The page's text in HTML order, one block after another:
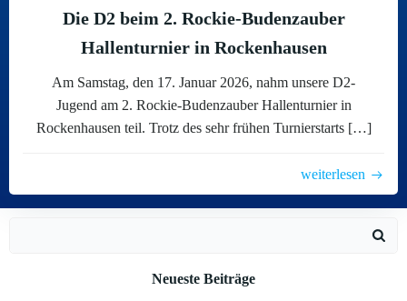
Die D2 beim 2. Rockie-Budenzauber
Hallenturnier in Rockenhausen
Am Samstag, den 17. Januar 2026, nahm unsere D2-
Jugend am 2. Rockie-Budenzauber Hallenturnier in
Rockenhausen teil. Trotz des sehr frühen Turnierstarts […]
weiterlesen
Neueste Beiträge